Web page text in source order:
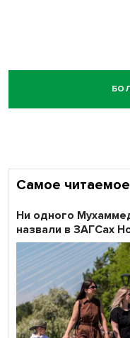
Самое
Ни одного
назвали в ЗАГСах